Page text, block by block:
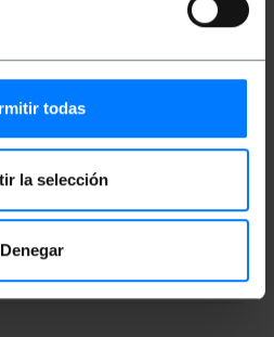
todas
la selección
Denegar
(ample x profunditat x
1